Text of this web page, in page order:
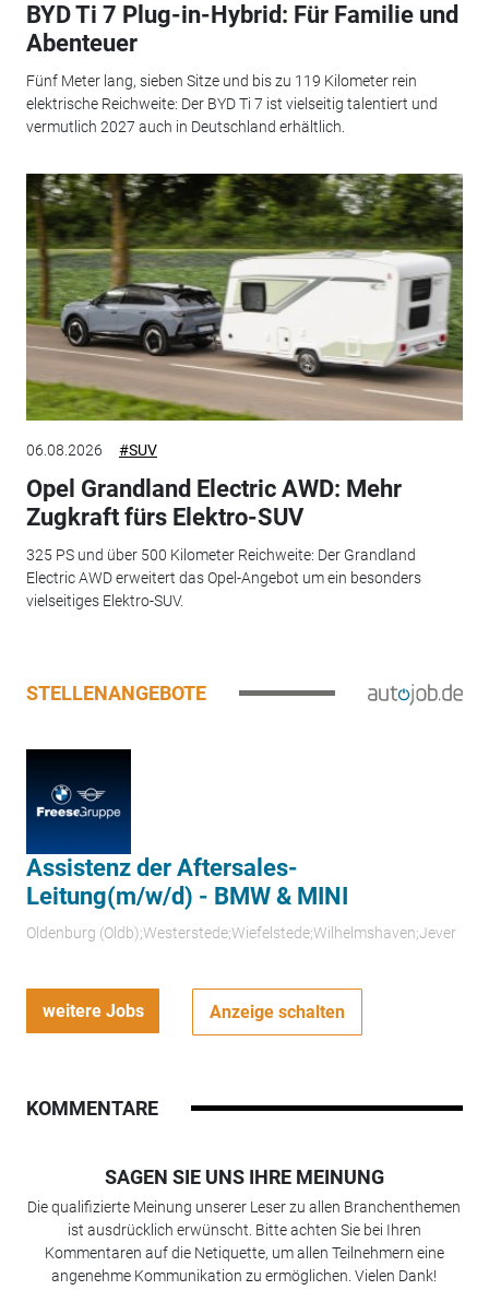
BYD Ti 7 Plug-in-Hybrid: Für Familie und
Abenteuer
Fünf Meter lang, sieben Sitze und bis zu 119 Kilometer rein
elektrische Reichweite: Der BYD Ti 7 ist vielseitig talentiert und
vermutlich 2027 auch in Deutschland erhältlich.
06.08.2026 #SUV
Opel Grandland Electric AWD: Mehr
Zugkraft fürs Elektro-SUV
325 PS und über 500 Kilometer Reichweite: Der Grandland
Electric AWD erweitert das Opel-Angebot um ein besonders
vielseitiges Elektro-SUV.
STELLENANGEBOTE
Assistenz der Aftersales-
Leitung(m/w/d) - BMW & MINI
Oldenburg (Oldb);Westerstede;Wiefelstede;Wilhelmshaven;Jever
weitere Jobs Anzeige schalten
KOMMENTARE
SAGEN SIE UNS IHRE MEINUNG
Die qualifizierte Meinung unserer Leser zu allen Branchenthemen
ist ausdrücklich erwünscht. Bitte achten Sie bei Ihren
Kommentaren auf die Netiquette, um allen Teilnehmern eine
angenehme Kommunikation zu ermöglichen. Vielen Dank!